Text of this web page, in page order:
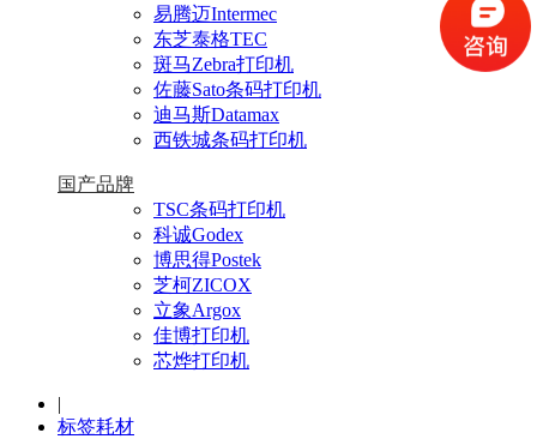
易腾迈Intermec
东芝泰格TEC
斑马Zebra打印机
佐藤Sato条码打印机
迪马斯Datamax
西铁城条码打印机
国产品牌
TSC条码打印机
科诚Godex
博思得Postek
芝柯ZICOX
立象Argox
佳博打印机
芯烨打印机
|
标签耗材